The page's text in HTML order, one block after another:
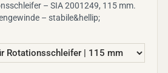
– SIA 2001249, 115 mm.
– stabile&hellip;